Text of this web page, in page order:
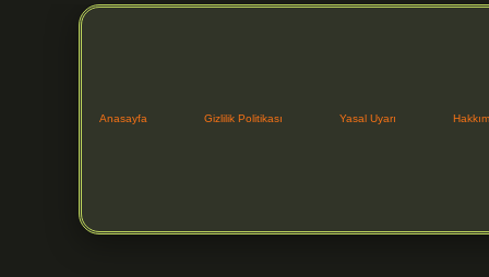
Anasayfa Gizlilik Politikası Yasal Uyarı